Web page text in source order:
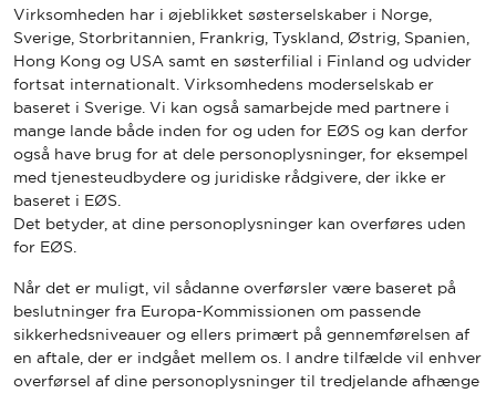
Virksomheden har i øjeblikket søsterselskaber i Norge,
Sverige, Storbritannien, Frankrig, Tyskland, Østrig, Spanien,
Hong Kong og USA samt en søsterfilial i Finland og udvider
fortsat internationalt. Virksomhedens moderselskab er
baseret i Sverige. Vi kan også samarbejde med partnere i
mange lande både inden for og uden for EØS og kan derfor
også have brug for at dele personoplysninger, for eksempel
med tjenesteudbydere og juridiske rådgivere, der ikke er
baseret i EØS.
Det betyder, at dine personoplysninger kan overføres uden
for EØS.
Når det er muligt, vil sådanne overførsler være baseret på
beslutninger fra Europa-Kommissionen om passende
sikkerhedsniveauer og ellers primært på gennemførelsen af
en aftale, der er indgået mellem os. I andre tilfælde vil enhver
overførsel af dine personoplysninger til tredjelande afhænge